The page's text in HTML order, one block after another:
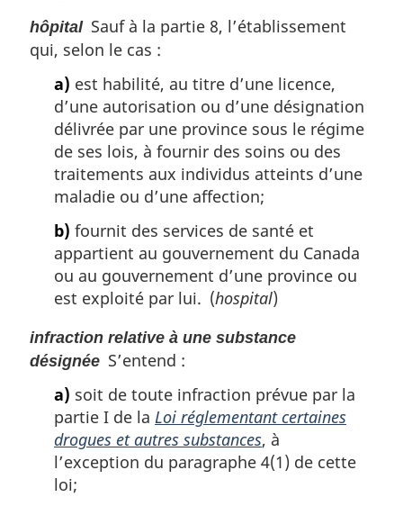
hôpitalSauf à la partie 8, l’établissement
qui, selon le cas :
a) est habilité, au titre d’une licence,
d’une autorisation ou d’une désignation
délivrée par une province sous le régime
de ses lois, à fournir des soins ou des
traitements aux individus atteints d’une
maladie ou d’une affection;
b) fournit des services de santé et
appartient au gouvernement du Canada
ou au gouvernement d’une province ou
est exploité par lui. (hospital)
infraction relative à une substance
désignée S’entend :
a) soit de toute infraction prévue par la
partie I de la Loi réglementant certaines
drogues et autres substances, à
l’exception du paragraphe 4(1) de cette
loi;